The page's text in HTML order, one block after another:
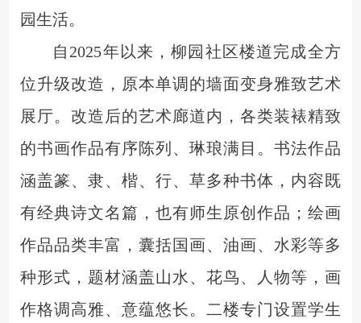
园生活。
自 2025年以来，柳园社区楼道完成全方
位升级改造 ，原本单调的墙面变身雅致艺术
展厅。 改造后的艺术廊道内，各类装裱精致
的书画作品有序陈列、琳琅满目 。 书法作品
涵盖篆、隶、楷、行、草多种书体， 内容既
有经典诗文名篇，也有师生原创作品；绘画
作品品类丰富， 囊括国画、油画、水彩等多
种形式 ， 题材涵盖山水、花鸟、人物等 ， 画
作格调高雅、意蕴悠长。二楼专门设置学生